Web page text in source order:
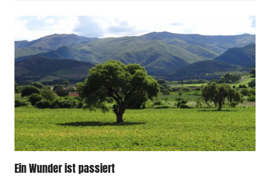
Ein Wunder ist passiert